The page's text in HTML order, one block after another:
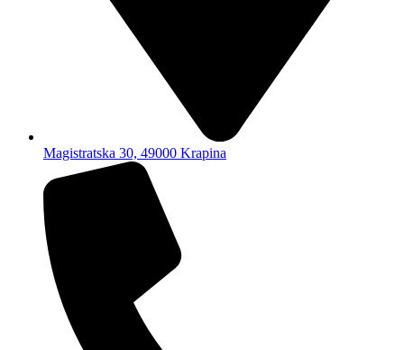
Magistratska 30, 49000 Krapina